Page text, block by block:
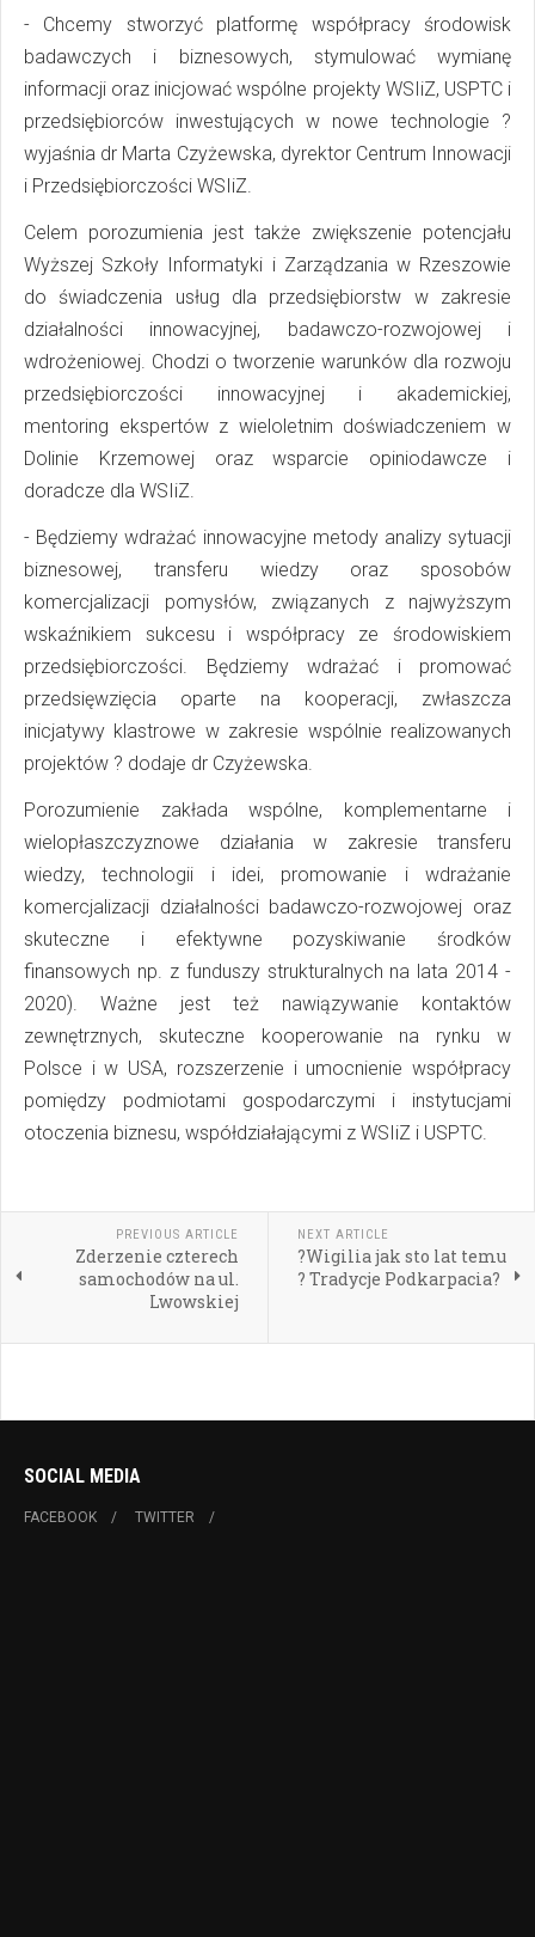
- Chcemy stworzyć platformę współpracy środowisk
badawczych i biznesowych, stymulować wymianę
informacji oraz inicjować wspólne projekty WSIiZ, USPTC i
przedsiębiorców inwestujących w nowe technologie ?
wyjaśnia dr Marta Czyżewska, dyrektor Centrum Innowacji
i Przedsiębiorczości WSIiZ.
Celem porozumienia jest także zwiększenie potencjału
Wyższej Szkoły Informatyki i Zarządzania w Rzeszowie
do świadczenia usług dla przedsiębiorstw w zakresie
działalności innowacyjnej, badawczo-rozwojowej i
wdrożeniowej. Chodzi o tworzenie warunków dla rozwoju
przedsiębiorczości innowacyjnej i akademickiej,
mentoring ekspertów z wieloletnim doświadczeniem w
Dolinie Krzemowej oraz wsparcie opiniodawcze i
doradcze dla WSIiZ.
- Będziemy wdrażać innowacyjne metody analizy sytuacji
biznesowej, transferu wiedzy oraz sposobów
komercjalizacji pomysłów, związanych z najwyższym
wskaźnikiem sukcesu i współpracy ze środowiskiem
przedsiębiorczości. Będziemy wdrażać i promować
przedsięwzięcia oparte na kooperacji, zwłaszcza
inicjatywy klastrowe w zakresie wspólnie realizowanych
projektów ? dodaje dr Czyżewska.
Porozumienie zakłada wspólne, komplementarne i
wielopłaszczyznowe działania w zakresie transferu
wiedzy, technologii i idei, promowanie i wdrażanie
komercjalizacji działalności badawczo-rozwojowej oraz
skuteczne i efektywne pozyskiwanie środków
finansowych np. z funduszy strukturalnych na lata 2014 -
2020). Ważne jest też nawiązywanie kontaktów
zewnętrznych, skuteczne kooperowanie na rynku w
Polsce i w USA, rozszerzenie i umocnienie współpracy
pomiędzy podmiotami gospodarczymi i instytucjami
otoczenia biznesu, współdziałającymi z WSIiZ i USPTC.
PREVIOUS ARTICLE
Zderzenie czterech
samochodów na ul.
Lwowskiej
NEXT ARTICLE
?Wigilia jak sto lat temu
? Tradycje Podkarpacia?
SOCIAL MEDIA
FACEBOOK TWITTER